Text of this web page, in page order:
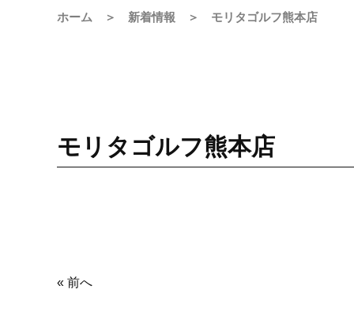
ホーム ＞ 新着情報 ＞ モリタゴルフ熊本店
モリタゴルフ熊本店
« 前へ